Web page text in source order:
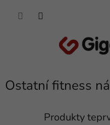
Ostatní fitness
Produkty